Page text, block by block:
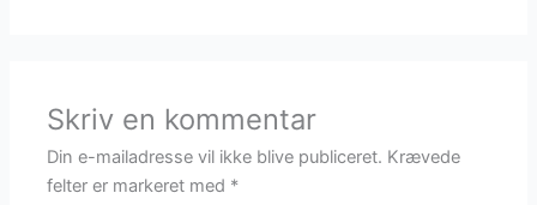
Skriv en kommentar
Din e-mailadresse vil ikke blive publiceret. Krævede
felter er markeret med *